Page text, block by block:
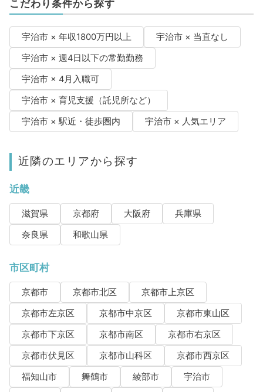
こだわり条件から探す
宇治市 × 年収1800万円以上
宇治市 × 当直なし
宇治市 × 週4日以下の常勤勤務
宇治市 × 4月入職可
宇治市 × 育児支援（託児所など）
宇治市 × 駅近・徒歩圏内
宇治市 × 人気エリア
近隣のエリアから探す
近畿
滋賀県 京都府 大阪府
兵庫県
奈良県
和歌山県
市区町村
京都市 京都市北区
京都市上京区
京都市左京区
京都市中京区
京都市東山区
京都市下京区
京都市南区
京都市右京区
京都市伏見区
京都市山科区
京都市西京区
福知山市
舞鶴市 綾部市
宇治市